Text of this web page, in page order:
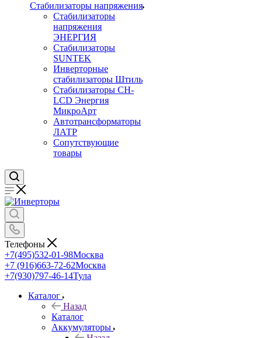
Стабилизаторы напряжения
Стабилизаторы
напряжения
ЭНЕРГИЯ
Стабилизаторы
SUNTEK
Инверторные
стабилизаторы Штиль
Стабилизаторы СН-
LCD Энepгия
МикроАрт
Автотрансформаторы
ЛАТР
Сопутствующие
товары
Телефоны
+7(495)532-01-98Москва
+7 (916)663-72-62Москва
+7(930)797-46-14Тула
Каталог
Назад
Каталог
Аккумуляторы